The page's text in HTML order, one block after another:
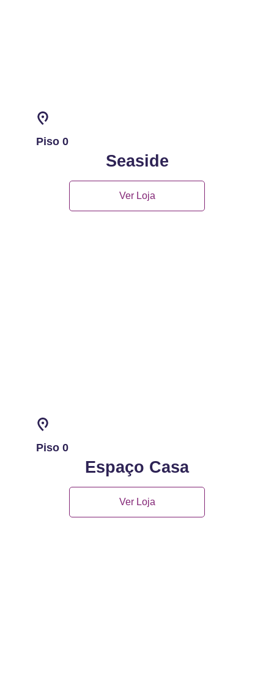
Piso 0
Seaside
Ver Loja
Piso 0
Espaço Casa
Ver Loja